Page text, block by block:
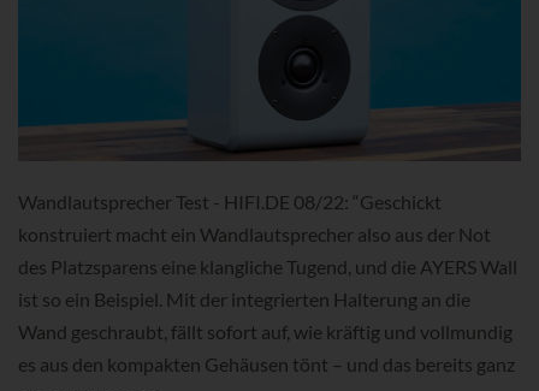
Wandlautsprecher Test - HIFI.DE 08/22: “Geschickt
konstruiert macht ein Wandlautsprecher also aus der Not
des Platzsparens eine klangliche Tugend, und die AYERS Wall
ist so ein Beispiel. Mit der integrierten Halterung an die
Wand geschraubt, fällt sofort auf, wie kräftig und vollmundig
es aus den kompakten Gehäusen tönt – und das bereits ganz